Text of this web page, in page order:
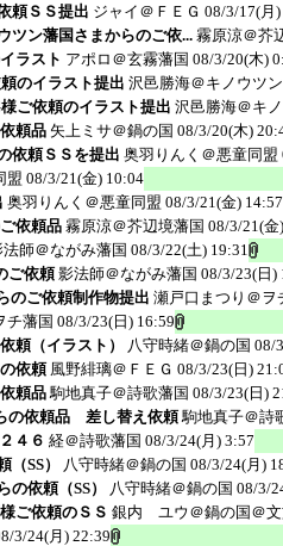
頼ＳＳ提出 ジャイ＠ＦＥＧ 08/3/17(月
ン藩国さまからのご依... 霧原涼＠芥
ラスト アポロ＠玄霧藩国 08/3/20(木)
のイラスト提出 沢邑勝海＠キノウツ
ご依頼のイラスト提出 沢邑勝海＠キ
頼品 矢上ミサ＠鍋の国 08/3/20(木)
依頼ＳＳを提出 奥羽りんく＠悪童同盟
盟 08/3/21(金) 10:04
奥羽りんく＠悪童同盟 08/3/21(金) 14:57
依頼品 霧原涼＠芥辺境藩国 08/3/21(金
法師＠ながみ藩国 08/3/22(土) 19:31
ご依頼 影法師＠ながみ藩国 08/3/23(日)
のご依頼制作物提出 瀬戸口まつり＠ヲ
チ藩国 08/3/23(日) 16:59
頼（イラスト）
八守時緒＠鍋の国 08/
依頼 風野緋璃＠ＦＥＧ 08/3/23(日)
頼品 駒地真子＠詩歌藩国 08/3/23(日)
の依頼品 差し替え依頼 駒地真子＠詩
４６ 経＠詩歌藩国 08/3/24(月) 3:57
SS）
八守時緒＠鍋の国 08/3/24(月)
依頼（SS）
八守時緒＠鍋の国 08/3/
ご依頼のＳＳ 銀内 ユウ＠鍋の国＠
3/24(月) 22:39